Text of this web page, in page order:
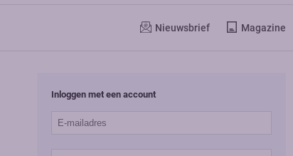
Nieuwsbrief Magazine
Inloggen met een account